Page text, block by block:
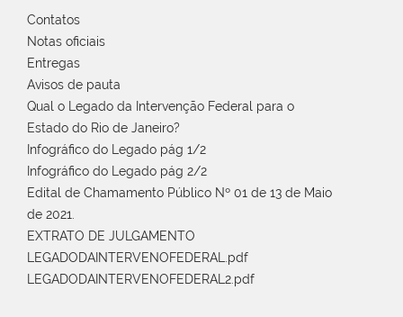
Contatos
Notas oficiais
Entregas
Avisos de pauta
Qual o Legado da Intervenção Federal para o
Estado do Rio de Janeiro?
Infográfico do Legado pág 1/2
Infográfico do Legado pág 2/2
Edital de Chamamento Público Nº 01 de 13 de Maio
de 2021.
EXTRATO DE JULGAMENTO
LEGADODAINTERVENOFEDERAL.pdf
LEGADODAINTERVENOFEDERAL2.pdf